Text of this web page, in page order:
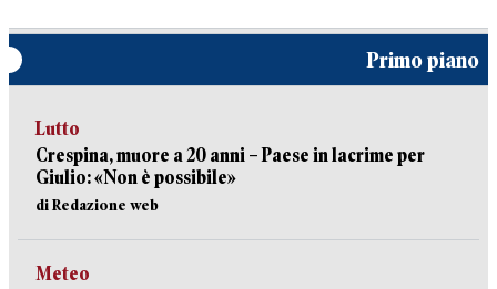
Primo piano
Lutto
Crespina, muore a 20 anni – Paese in lacrime per
Giulio: «Non è possibile»
di Redazione web
Meteo